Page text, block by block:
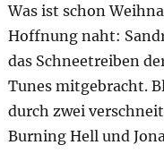
Was ist schon
Hoffnung naht:
das Schneetreiben
Tunes mitgebracht.
durch zwei
Burning Hell und